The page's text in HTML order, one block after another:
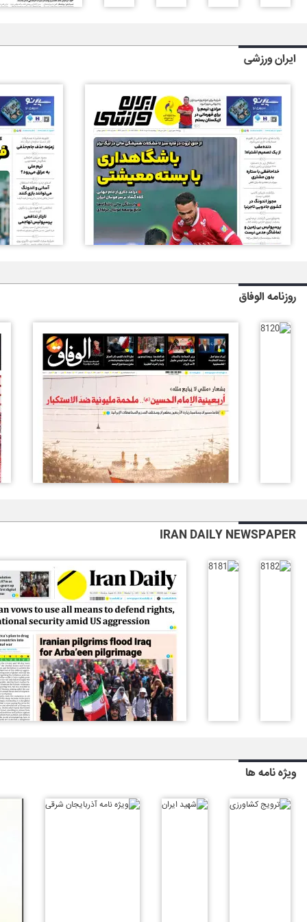
ایران ورزشی
روزنامه الوفاق
IRAN DAILY NEWSPAPER
ویژه نامه ها